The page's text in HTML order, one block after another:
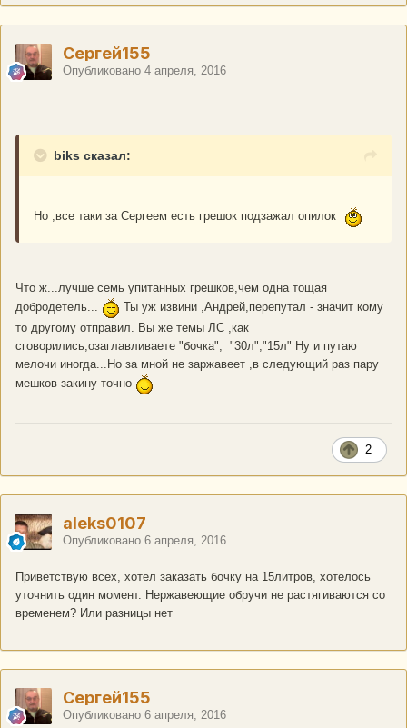
Сергей155
Опубликовано 4 апреля, 2016
biks сказал:
Но ,все таки за Сергеем есть грешок подзажал опилок
Что ж...лучше семь упитанных грешков,чем одна тощая
добродетель...
Ты уж извини ,Андрей,перепутал - значит кому
то другому отправил. Вы же темы ЛС ,как
сговорились,озаглавливаете "бочка", "30л","15л" Ну и путаю
мелочи иногда...Но за мной не заржавеет ,в следующий раз пару
мешков закину точно
2
aleks0107
Опубликовано 6 апреля, 2016
Приветствую всех, хотел заказать бочку на 15литров, хотелось
уточнить один момент. Нержавеющие обручи не растягиваются со
временем? Или разницы нет
Сергей155
Опубликовано 6 апреля, 2016